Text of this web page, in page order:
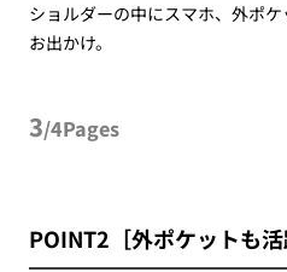
ショルダーの中にスマホ、外ポ
お出かけ。
3/4Pages
POINT2［外ポケットも活